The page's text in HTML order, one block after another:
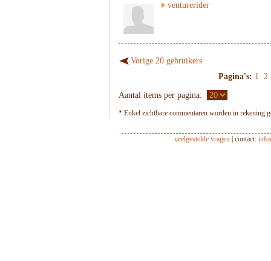
venturerider
Vorige 20 gebruikers
Pagina's: 1 2
Aantal items per pagina:
* Enkel zichtbare commentaren worden in rekening
veelgestelde vragen | contact: